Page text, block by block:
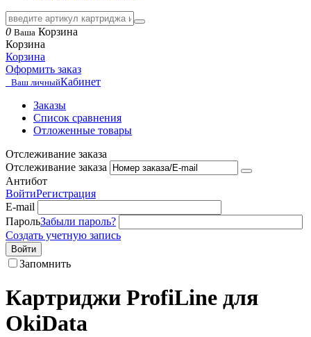
0 Ваша Корзина
Корзина
Корзина
Оформить заказ
Ваш личныйКабинет
Заказы
Список сравнения
Отложенные товары
Отслеживание заказа
Отслеживание заказа
Антибот
ВойтиРегистрация
E-mail
ПарольЗабыли пароль?
Создать учетную запись
Войти
Запомнить
Картриджи ProfiLine для
OkiData